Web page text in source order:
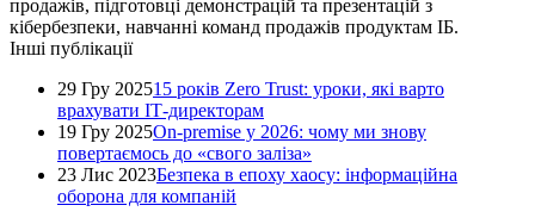
продажів, підготовці демонстрацій та презентацій з
кібербезпеки, навчанні команд продажів продуктам ІБ.
Інші публікації
29 Гру 202515 років Zero Trust: уроки, які варто
врахувати ІТ-директорам
19 Гру 2025On-premise у 2026: чому ми знову
повертаємось до «свого заліза»
23 Лис 2023Безпека в епоху хаосу: інформаційна
оборона для компаній